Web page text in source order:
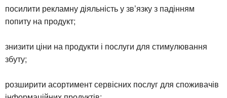
посилити рекламну діяльність у зв’язку з падінням
попиту на продукт;
знизити ціни на продукти і послуги для стимулювання
збуту;
розширити асортимент сервісних послуг для споживачів